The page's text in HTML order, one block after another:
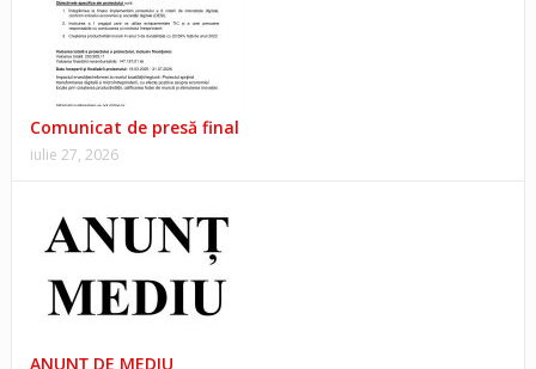
Comunicat de presă final
iulie 27, 2026
ANUNŢ DE MEDIU